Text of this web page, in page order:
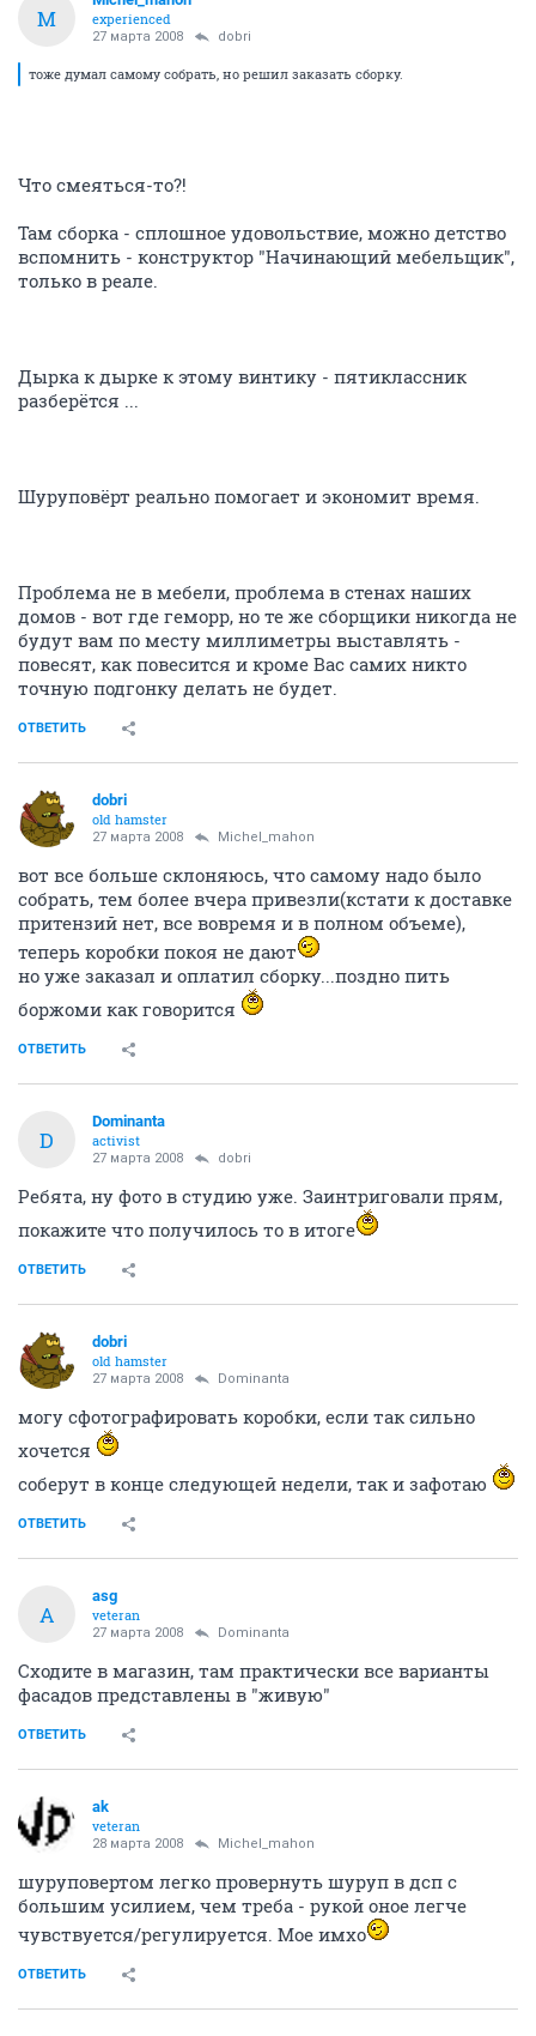
M
experienced
27 марта 2008 dobri
тоже думал самому собрать, но решил заказать сборку.
Что смеяться-то?!
Там сборка - сплошное удовольствие, можно детство
вспомнить - конструктор "Начинающий мебельщик",
только в реале.
Дырка к дырке к этому винтику - пятиклассник
разберётся ...
Шуруповёрт реально помогает и экономит время.
Проблема не в мебели, проблема в стенах наших
домов - вот где геморр, но те же сборщики никогда не
будут вам по месту миллиметры выставлять -
повесят, как повесится и кроме Вас самих никто
точную подгонку делать не будет.
ОТВЕТИТЬ
dobri
old hamster
27 марта 2008 Michel_mahon
вот все больше склоняюсь, что самому надо было
собрать, тем более вчера привезли(кстати к доставке
притензий нет, все вовремя и в полном объеме),
теперь коробки покоя не дают
но уже заказал и оплатил сборку...поздно пить
боржоми как говорится
ОТВЕТИТЬ
D
Dominanta
activist
27 марта 2008 dobri
Ребята, ну фото в студию уже. Заинтриговали прям,
покажите что получилось то в итоге
ОТВЕТИТЬ
dobri
old hamster
27 марта 2008 Dominanta
могу сфотографировать коробки, если так сильно
хочется
соберут в конце следующей недели, так и зафотаю
ОТВЕТИТЬ
A
asg
veteran
27 марта 2008 Dominanta
Сходите в магазин, там практически все варианты
фасадов представлены в "живую"
ОТВЕТИТЬ
ak
veteran
28 марта 2008 Michel_mahon
шуруповертом легко провернуть шуруп в дсп с
большим усилием, чем треба - рукой оное легче
чувствуется/регулируется. Мое имхо
ОТВЕТИТЬ